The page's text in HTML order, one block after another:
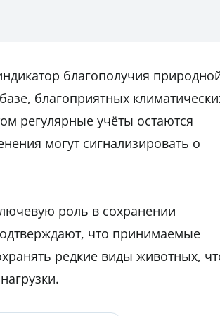
благополучия
благоприятных
регулярные учёты остаются
могут сигнализировать о
роль в сохранении
что принимаемые
редкие виды животных,